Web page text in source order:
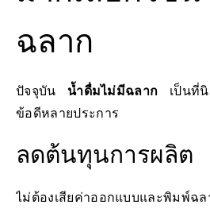
ฉลาก
ปัจจุบัน น้ำดื่มไม่มีฉลาก เป็นที่
ข้อดีหลายประการ
ลดต้นทุนการผลิต
ไม่ต้องเสียค่าออกแบบและพิมพ์ฉ